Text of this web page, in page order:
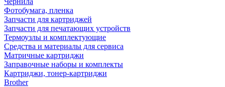
Фотобумага, пленка
Запчасти для картриджей
Запчасти для печатающих устройств
Термоузлы и комплектующие
Средства и материалы для сервиса
Матричные картриджи
Заправочные наборы и комплекты
Картриджи, тонер-картриджи
Brother